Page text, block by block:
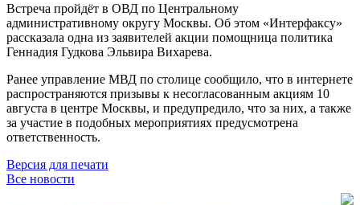
Встреча пройдёт в ОВД по Центральному
административному округу Москвы. Об этом «Интерфаксу»
рассказала одна из заявителей акции помощница политика
Геннадия Гудкова Эльвира Вихарева.
Ранее управление МВД по столице сообщило, что в интернете
распространяются призывы к несогласованным акциям 10
августа в центре Москвы, и предупредило, что за них, а также
за участие в подобных мероприятиях предусмотрена
ответственность.
Версия для печати
Все новости